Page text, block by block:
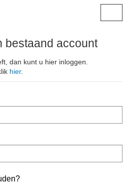
bestaand account
dan kunt u hier inloggen.
hier.